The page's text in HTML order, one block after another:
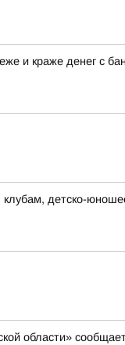
и краже денег с
клубам, детско-
области»